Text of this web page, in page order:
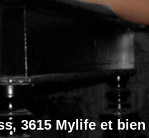
3615 Mylife et